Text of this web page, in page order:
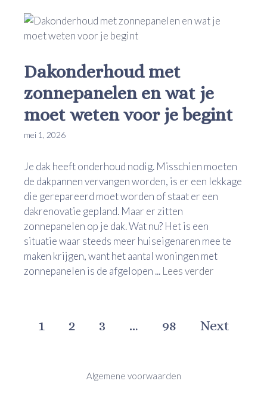
Dakonderhoud met
zonnepanelen en wat je
moet weten voor je begint
mei 1, 2026
Je dak heeft onderhoud nodig. Misschien moeten
de dakpannen vervangen worden, is er een lekkage
die gerepareerd moet worden of staat er een
dakrenovatie gepland. Maar er zitten
zonnepanelen op je dak. Wat nu? Het is een
situatie waar steeds meer huiseigenaren mee te
maken krijgen, want het aantal woningen met
zonnepanelen is de afgelopen ... Lees verder
1 2 3 … 98 Next
Algemene voorwaarden